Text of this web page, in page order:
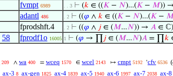
fvmpt 6989 . . 3 ⊢ (𝑘 ∈ ((𝐾 − 𝑁)...(𝐾 − 𝑀))
adantl 486 . 2 ⊢ ((𝜑 ∧ 𝑘 ∈ ((𝐾 − 𝑁)...(𝐾 − 𝑀
fprodshft.4 . 2 ⊢ ((𝜑 ∧ 𝑗 ∈ (𝑀...𝑁)) → 𝐴 ∈ ℂ)
58 fprodf1o 16005 1 ⊢ (𝜑 → ∏ 𝑗 ∈ (𝑀...𝑁)𝐴 = ∏ 𝑘
209 ∧ wa 400 = wceq 1570 ∈ wcel 2143 ↦ cmpt 5192 ‘cfv 6536 (
ax-3 8 ax-gen 1825 ax-4 1839 ax-5 1940 ax-6 1997 ax-7 2038 ax-8